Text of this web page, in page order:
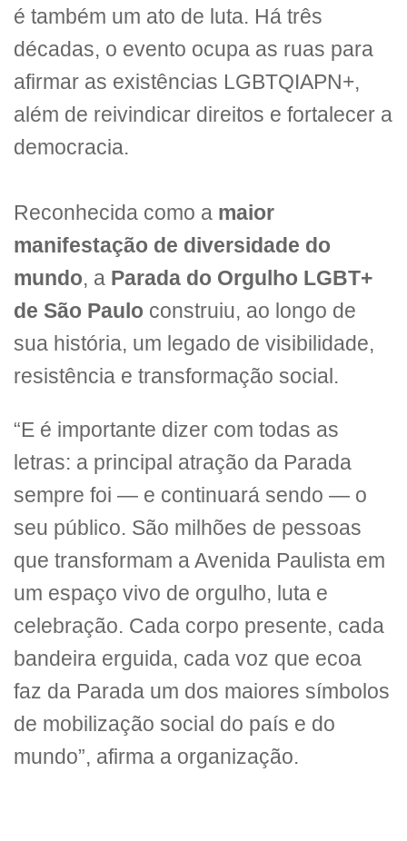
é também um ato de luta. Há três
décadas, o evento ocupa as ruas para
afirmar as existências LGBTQIAPN+,
além de reivindicar direitos e fortalecer a
democracia.
Reconhecida como a maior
manifestação de diversidade do
mundo, a Parada do Orgulho LGBT+
de São Paulo construiu, ao longo de
sua história, um legado de visibilidade,
resistência e transformação social.
“E é importante dizer com todas as
letras: a principal atração da Parada
sempre foi — e continuará sendo — o
seu público. São milhões de pessoas
que transformam a Avenida Paulista em
um espaço vivo de orgulho, luta e
celebração. Cada corpo presente, cada
bandeira erguida, cada voz que ecoa
faz da Parada um dos maiores símbolos
de mobilização social do país e do
mundo”, afirma a organização.